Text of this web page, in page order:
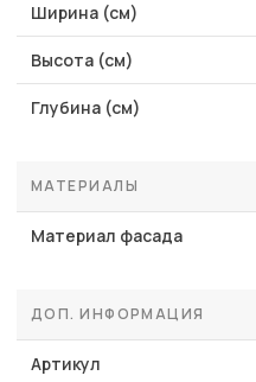
Ширина (см)
Высота (см)
Глубина (см)
МАТЕРИАЛЫ
Материал фасада
ДОП. ИНФОРМАЦИЯ
Артикул